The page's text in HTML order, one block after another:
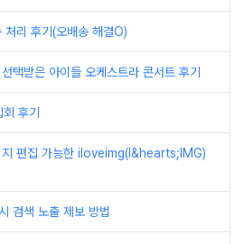
처리 후기(오배송 해결O)
택받은 아이들 오케스트라 콘서트 후기
후기
지 편집 가능한 iloveimg(I&hearts;IMG)
검색 노출 제보 방법